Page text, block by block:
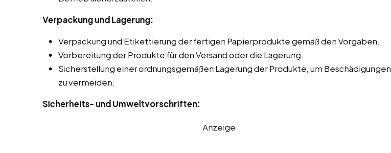
Verpackung und Lagerung:
Verpackung und Etikettierung der fertigen Papierprodukte gemäß den Vorgaben.
Vorbereitung der Produkte für den Versand oder die Lagerung.
Sicherstellung einer ordnungsgemäßen Lagerung der Produkte, um Beschädigungen
zu vermeiden.
Sicherheits- und Umweltvorschriften:
Anzeige